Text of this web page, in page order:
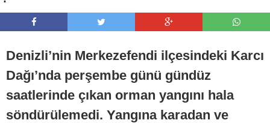
Denizli’nin Merkezefendi ilçesindeki Karcı
Dağı’nda perşembe günü gündüz
saatlerinde çıkan orman yangını hala
söndürülemedi. Yangına karadan ve